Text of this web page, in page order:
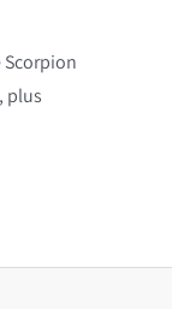
Scorpion
plus